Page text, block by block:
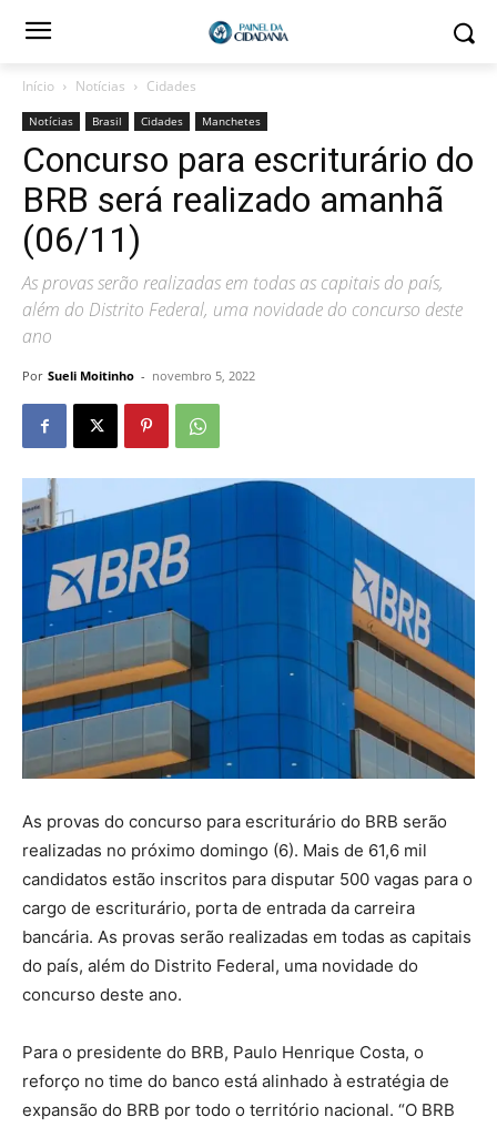
Início Notícias Cidades
Notícias Brasil Cidades Manchetes
Concurso para escriturário do
BRB será realizado amanhã
(06/11)
As provas serão realizadas em todas as capitais do país,
além do Distrito Federal, uma novidade do concurso deste
ano
Por Sueli Moitinho - novembro 5, 2022
As provas do concurso para escriturário do BRB serão
realizadas no próximo domingo (6). Mais de 61,6 mil
candidatos estão inscritos para disputar 500 vagas para o
cargo de escriturário, porta de entrada da carreira
bancária. As provas serão realizadas em todas as capitais
do país, além do Distrito Federal, uma novidade do
concurso deste ano.
Para o presidente do BRB, Paulo Henrique Costa, o
reforço no time do banco está alinhado à estratégia de
expansão do BRB por todo o território nacional. “O BRB